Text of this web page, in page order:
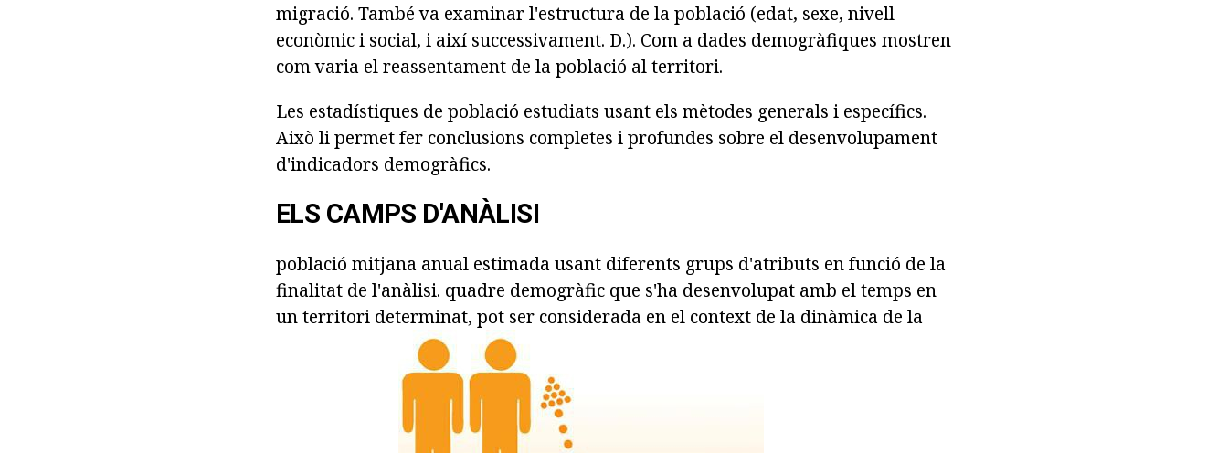
migració. També va examinar l'estructura de la població (edat, sexe, nivell
econòmic i social, i així successivament. D.). Com a dades demogràfiques mostren
com varia el reassentament de la població al territori.
Les estadístiques de població estudiats usant els mètodes generals i específics.
Això li permet fer conclusions completes i profundes sobre el desenvolupament
d'indicadors demogràfics.
ELS CAMPS D'ANÀLISI
població mitjana anual estimada usant diferents grups d'atributs en funció de la
finalitat de l'anàlisi. quadre demogràfic que s'ha desenvolupat amb el temps en
un territori determinat, pot ser considerada en el context de la dinàmica de la